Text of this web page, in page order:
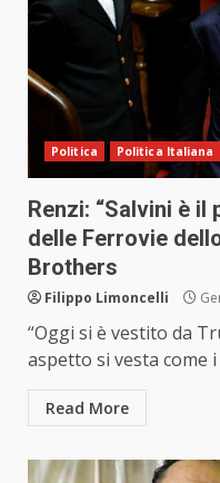
Politica Politica Italiana
Renzi: “Salvini è
delle Ferrovie
Brothers
Filippo Limoncelli
“Oggi si è vestito da
aspetto si vesta come i
Read More